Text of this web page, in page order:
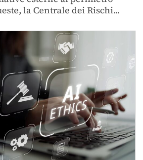
la Centrale dei Rischi...